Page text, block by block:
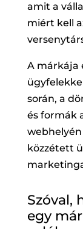
amit a
miért kell
A márkája
során, a
és formák
közzétett
Szóval,
egy